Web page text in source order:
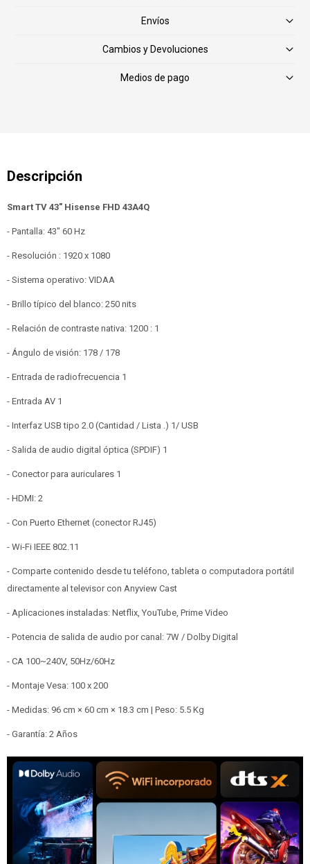
Envíos
Cambios y Devoluciones
Medios de pago
Smart TV 43" Hisense FHD 43A4Q
- Pantalla: 43" 60 Hz
- Resolución : 1920 x 1080
- Sistema operativo: VIDAA
- Brillo típico del blanco: 250 nits
- Relación de contraste nativa: 1200 : 1
- Ángulo de visión: 178 / 178
- Entrada de radiofrecuencia 1
- Entrada AV 1
- Interfaz USB tipo 2.0 (Cantidad / Lista .) 1/ USB
- Salida de audio digital óptica (SPDIF) 1
- Conector para auriculares 1
- HDMI: 2
- Con Puerto Ethernet (conector RJ45)
- Wi-Fi IEEE 802.11
- Comparte contenido desde tu teléfono, tableta o computadora portátil
directamente al televisor con Anyview Cast
- Aplicaciones instaladas: Netflix, YouTube, Prime Video
- Potencia de salida de audio por canal: 7W / Dolby Digital
- CA 100~240V, 50Hz/60Hz
- Montaje Vesa: 100 x 200
- Medidas: 96 cm × 60 cm × 18.3 cm | Peso: 5.5 Kg
- Garantía: 2 Años